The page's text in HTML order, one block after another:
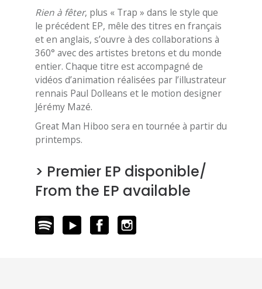
Rien à fêter, plus « Trap » dans le style que
le précédent EP, mêle des titres en français
et en anglais, s’ouvre à des collaborations à
360° avec des artistes bretons et du monde
entier. Chaque titre est accompagné de
vidéos d’animation réalisées par l’illustrateur
rennais Paul Dolleans et le motion designer
Jérémy Mazé.
Great Man Hiboo sera en tournée à partir du
printemps.
> Premier EP disponible/
From the EP available